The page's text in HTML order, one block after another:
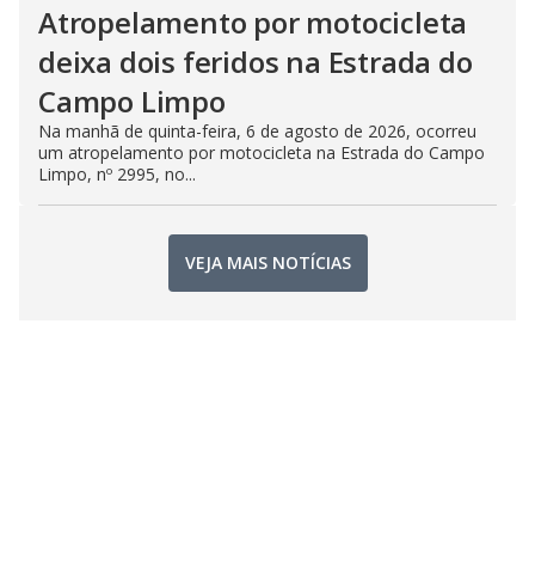
Atropelamento por motocicleta
deixa dois feridos na Estrada do
Campo Limpo
Na manhã de quinta-feira, 6 de agosto de 2026, ocorreu
um atropelamento por motocicleta na Estrada do Campo
Limpo, nº 2995, no...
VEJA MAIS NOTÍCIAS